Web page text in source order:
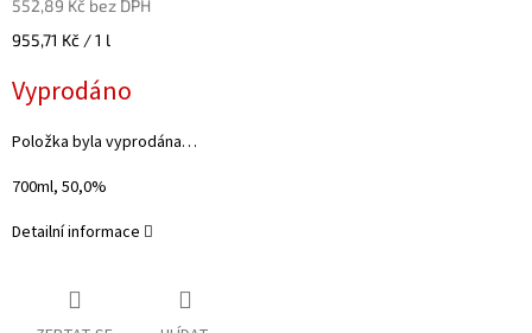
552,89 Kč bez DPH
Měrná
955,71 Kč / 1 l
Vyprodáno
Položka byla vyprodána…
700ml, 50,0%
Detailní informace